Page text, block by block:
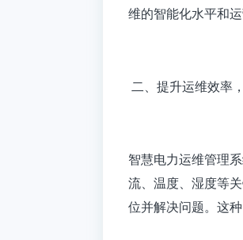
维的智能化水平和运
二、提升运维效率
智慧电力运维管理
流、温度、湿度等
位并解决问题。这